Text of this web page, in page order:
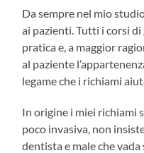
Da sempre nel mio
ai pazienti. Tutti i corsi
pratica e, a maggior
al paziente
legame che i richiami
In origine i miei richiami
poco invasiva, non
dentista e male che